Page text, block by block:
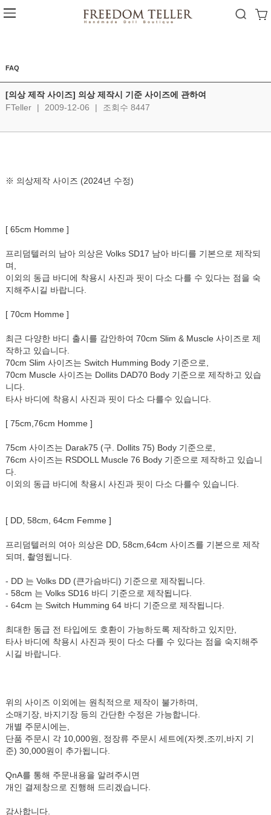
FAQ
[의상 제작 사이즈] 의상 제작시 기준 사이즈에 관하여
FTeller
| 2009-12-06 | 조회수 8447
※ 의상제작 사이즈 (2024년 수정)
[ 65cm Homme ]
프리덤텔러의 남아 의상은 Volks SD17 남아 바디를 기본으로 제작되
며,
이외의 동급 바디에 착용시 사진과 핏이 다소 다를 수 있다는 점을 숙
지해주시길 바랍니다.
[ 70cm Homme ]
최근 다양한 바디 출시를 감안하여 70cm Slim & Muscle 사이즈로 제
작하고 있습니다.
70cm Slim 사이즈는 Switch Humming Body 기준으로,
70cm Muscle 사이즈는 Dollits DAD70 Body 기준으로 제작하고 있습
니다.
타사 바디에 착용시 사진과 핏이 다소 다를수 있습니다.
[ 75cm,76cm Homme ]
75cm 사이즈는 Darak75 (구. Dollits 75) Body 기준으로,
76cm 사이즈는 RSDOLL Muscle 76 Body 기준으로 제작하고 있습니
다.
이외의 동급 바디에 착용시 사진과 핏이 다소 다를수 있습니다.
[ DD, 58cm, 64cm Femme ]
프리덤텔러의 여아 의상은 DD, 58cm,64cm 사이즈를 기본으로 제작
되며, 촬영됩니다.
- DD 는 Volks DD (큰가슴바디) 기준으로 제작됩니다.
- 58cm 는 Volks SD16 바디 기준으로 제작됩니다.
- 64cm 는 Switch Humming 64 바디 기준으로 제작됩니다.
최대한 동급 전 타입에도 호환이 가능하도록 제작하고 있지만,
타사 바디에 착용시 사진과 핏이 다소 다를 수 있다는 점을 숙지해주
시길 바랍니다.
위의 사이즈 이외에는 원칙적으로 제작이 불가하며,
소매기장, 바지기장 등의 간단한 수정은 가능합니다.
개별 주문시에는,
단품 주문시 각 10,000원, 정장류 주문시 세트에(자켓,조끼,바지 기
준) 30,000원이 추가됩니다.
QnA를 통해 주문내용을 알려주시면
개인 결제창으로 진행해 드리겠습니다.
감사합니다.